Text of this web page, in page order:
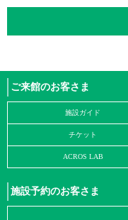
ご来館のお客さま
施設ガイド
チケット
ACROS LAB
施設予約のお客さま